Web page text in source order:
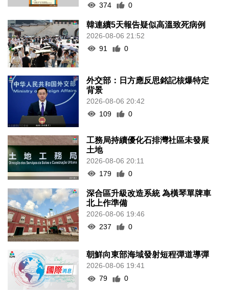
374
0
韓連續5天報告疑似高溫致死病例
2026-08-06 21:52
91
0
外交部：日方應反思銘記核爆特定
背景
2026-08-06 20:42
109
0
工務局持續優化石排灣社區未發展
土地
2026-08-06 20:11
179
0
深合區升級改造系統 為橫琴單牌車
北上作準備
2026-08-06 19:46
237
0
朝鮮向東部海域發射短程彈道導彈
2026-08-06 19:41
79
0